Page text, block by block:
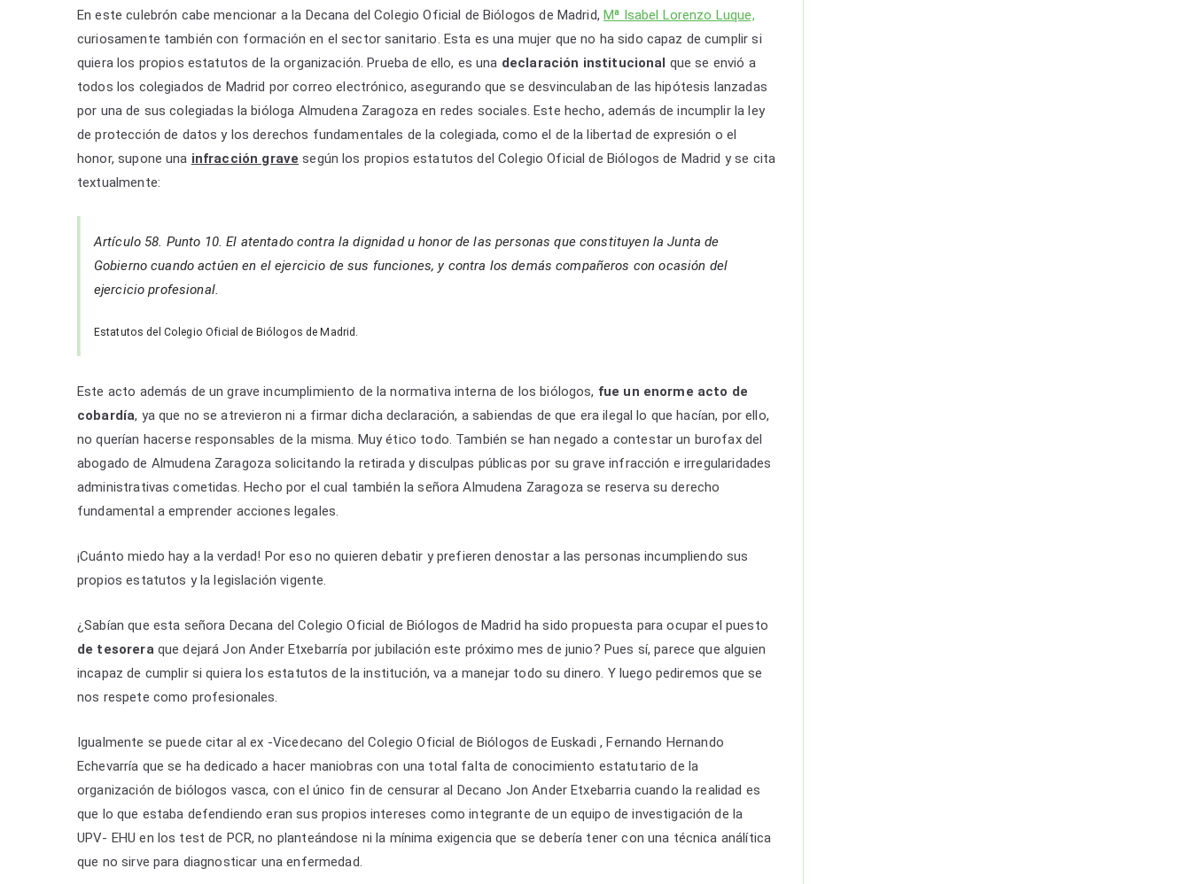
En este culebrón cabe mencionar a la Decana del Colegio Oficial de Biólogos de Madrid, Mª Isabel Lorenzo Luque,
curiosamente también con formación en el sector sanitario. Esta es una mujer que no ha sido capaz de cumplir si
quiera los propios estatutos de la organización. Prueba de ello, es una declaración institucional que se envió a
todos los colegiados de Madrid por correo electrónico, asegurando que se desvinculaban de las hipótesis lanzadas
por una de sus colegiadas la bióloga Almudena Zaragoza en redes sociales. Este hecho, además de incumplir la ley
de protección de datos y los derechos fundamentales de la colegiada, como el de la libertad de expresión o el
honor, supone una infracción grave según los propios estatutos del Colegio Oficial de Biólogos de Madrid y se cita
textualmente:
Artículo 58. Punto 10. El atentado contra la dignidad u honor de las personas que constituyen la Junta de
Gobierno cuando actúen en el ejercicio de sus funciones, y contra los demás compañeros con ocasión del
ejercicio profesional.
Estatutos del Colegio Oficial de Biólogos de Madrid.
Este acto además de un grave incumplimiento de la normativa interna de los biólogos, fue un enorme acto de
cobardía, ya que no se atrevieron ni a firmar dicha declaración, a sabiendas de que era ilegal lo que hacían, por ello,
no querían hacerse responsables de la misma. Muy ético todo. También se han negado a contestar un burofax del
abogado de Almudena Zaragoza solicitando la retirada y disculpas públicas por su grave infracción e irregularidades
administrativas cometidas. Hecho por el cual también la señora Almudena Zaragoza se reserva su derecho
fundamental a emprender acciones legales.
¡Cuánto miedo hay a la verdad! Por eso no quieren debatir y prefieren denostar a las personas incumpliendo sus
propios estatutos y la legislación vigente.
¿Sabían que esta señora Decana del Colegio Oficial de Biólogos de Madrid ha sido propuesta para ocupar el puesto
de tesoreraque dejará Jon Ander Etxebarría por jubilación este próximo mes de junio? Pues sí, parece que alguien
incapaz de cumplir si quiera los estatutos de la institución, va a manejar todo su dinero. Y luego pediremos que se
nos respete como profesionales.
Igualmente se puede citar al ex -Vicedecano del Colegio Oficial de Biólogos de Euskadi , Fernando Hernando
Echevarría que se ha dedicado a hacer maniobras con una total falta de conocimiento estatutario de la
organización de biólogos vasca, con el único fin de censurar al Decano Jon Ander Etxebarria cuando la realidad es
que lo que estaba defendiendo eran sus propios intereses como integrante de un equipo de investigación de la
UPV- EHU en los test de PCR, no planteándose ni la mínima exigencia que se debería tener con una técnica análítica
que no sirve para diagnosticar una enfermedad.